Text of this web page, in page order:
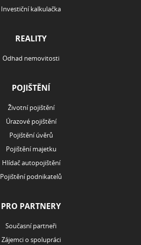
Investiční kalkulačka
REALITY
Odhad nemovitosti
POJIŠTĚNÍ
Životní pojištění
Úrazové pojištění
Pojištění úvěrů
Pojištění majetku
Hlídač autopojištění
Pojištění podnikatelů
PRO PARTNERY
Současní partneři
Zájemci o spolupráci